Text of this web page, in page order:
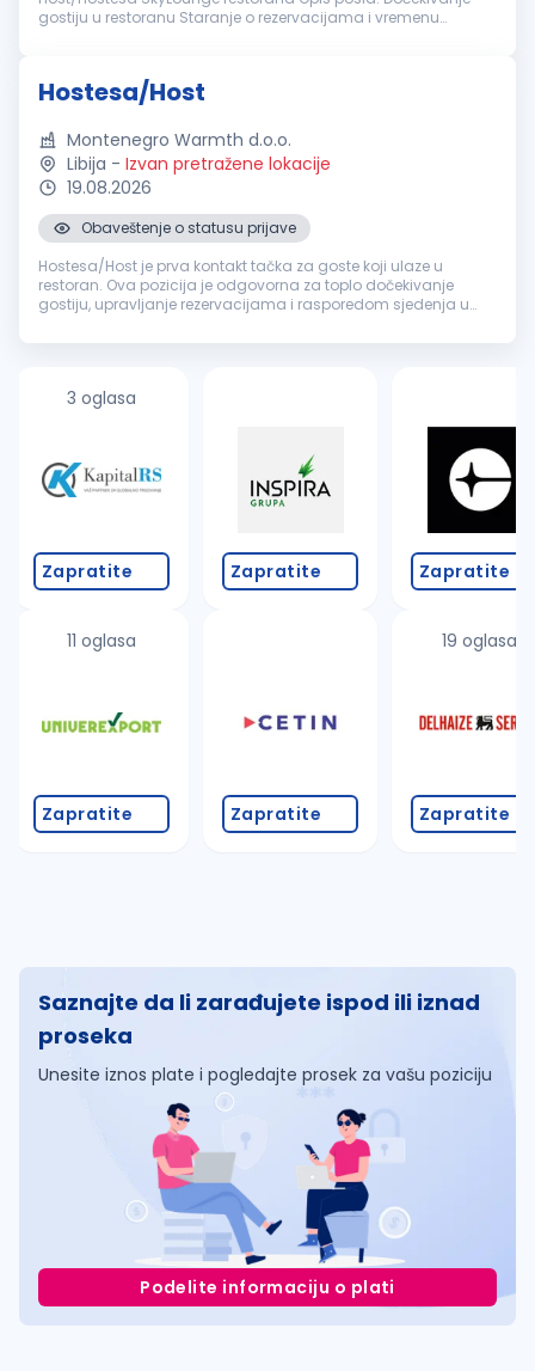
gostiju u restoranu Staranje o rezervacijama i vremenu
Hostesa/Host
Montenegro Warmth d.o.o.
Libija - Izvan pretražene lokacije
19.08.2026
Obaveštenje o statusu prijave
Hostesa/Host je prva kontakt tačka za goste koji ulaze u
restoran. Ova pozicija je odgovorna za toplo dočekivanje
gostiju, upravljanje rezervacijama i rasporedom sjedenja u
profesionalno obučena ...
3 oglasa
Zapratite
11 oglasa
Zapratite
Zapratite
Zapratite
Zapratite
19 oglasa
Zapratite
Saznajte da li zarađujete ispod ili iznad
proseka
Unesite iznos plate i pogledajte prosek za vašu poziciju
Podelite informaciju o plati